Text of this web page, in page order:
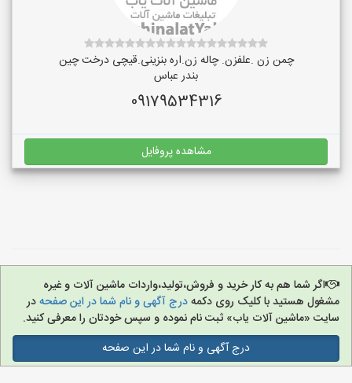
چمن زن .علفزن. چاله زن.اره بنزینی.قیچی درخت چین
بندر عباس
09179534316
مشاهده پروفایل
اگر شما هم به کار خرید و فروش،تولید،واردات ماشین آلات و غیره
مشغول هستید با کلیک روی دکمهدرج آگهی و نام شما در این صفحهدر
سایت «ماشین آلات یاب» ثبت نام نموده و سپس خودتان را معرفی کنید.
درج آگهی و نام شما در این صفحه